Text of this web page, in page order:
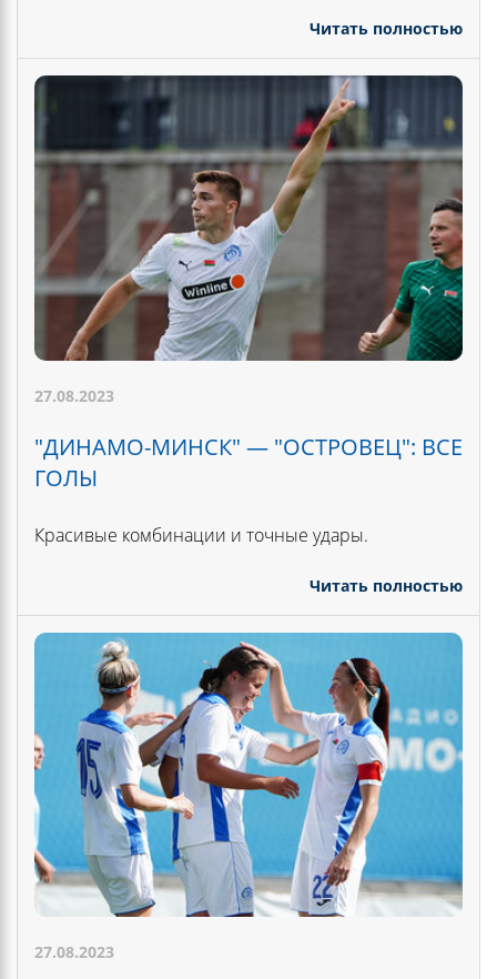
Читать полностью
27.08.2023
"ДИНАМО-МИНСК" — "ОСТРОВЕЦ": ВСЕ
ГОЛЫ
Красивые комбинации и точные удары.
Читать полностью
27.08.2023